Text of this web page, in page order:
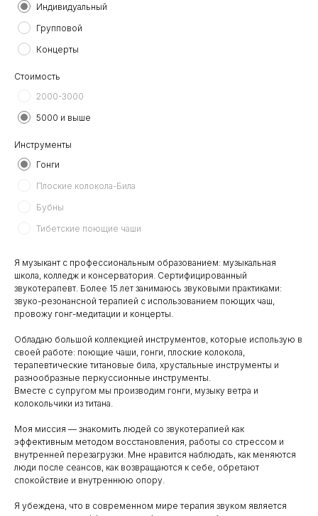
Индивидуальный
Групповой
Концерты
Стоимость
2000-3000
5000 и выше
Инструменты
Гонги
Плоские колокола-Била
Бубны
Тибетские поющие чаши
Я музыкант с профессиональным образованием: музыкальная
школа, колледж и консерватория. Сертифицированный
звукотерапевт. Более 15 лет занимаюсь звуковыми практиками:
звуко-резонансной терапией с использованием поющих чаш,
провожу гонг-медитации и концерты.
Обладаю большой коллекцией инструментов, которые использую в
своей работе: поющие чаши, гонги, плоские колокола,
терапевтические титановые била, хрустальные инструменты и
разнообразные перкуссионные инструменты.
Вместе с супругом мы производим гонги, музыку ветра и
колокольчики из титана.
Моя миссия — знакомить людей со звукотерапией как
эффективным методом восстановления, работы со стрессом и
внутренней перезагрузки. Мне нравится наблюдать, как меняются
люди после сеансов, как возвращаются к себе, обретают
спокойствие и внутреннюю опору.
Я убеждена, что в современном мире терапия звуком является